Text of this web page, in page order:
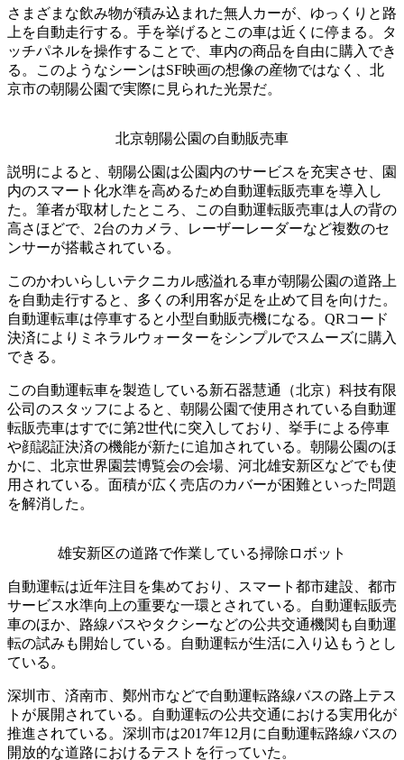
さまざまな飲み物が積み込まれた無人カーが、ゆっくりと路
上を自動走行する。手を挙げるとこの車は近くに停まる。タ
ッチパネルを操作することで、車内の商品を自由に購入でき
る。このようなシーンはSF映画の想像の産物ではなく、北
京市の朝陽公園で実際に見られた光景だ。
北京朝陽公園の自動販売車
説明によると、朝陽公園は公園内のサービスを充実させ、園
内のスマート化水準を高めるため自動運転販売車を導入し
た。筆者が取材したところ、この自動運転販売車は人の背の
高さほどで、2台のカメラ、レーザーレーダーなど複数のセ
ンサーが搭載されている。
このかわいらしいテクニカル感溢れる車が朝陽公園の道路上
を自動走行すると、多くの利用客が足を止めて目を向けた。
自動運転車は停車すると小型自動販売機になる。QRコード
決済によりミネラルウォーターをシンプルでスムーズに購入
できる。
この自動運転車を製造している新石器慧通（北京）科技有限
公司のスタッフによると、朝陽公園で使用されている自動運
転販売車はすでに第2世代に突入しており、挙手による停車
や顔認証決済の機能が新たに追加されている。朝陽公園のほ
かに、北京世界園芸博覧会の会場、河北雄安新区などでも使
用されている。面積が広く売店のカバーが困難といった問題
を解消した。
雄安新区の道路で作業している掃除ロボット
自動運転は近年注目を集めており、スマート都市建設、都市
サービス水準向上の重要な一環とされている。自動運転販売
車のほか、路線バスやタクシーなどの公共交通機関も自動運
転の試みも開始している。自動運転が生活に入り込もうとし
ている。
深圳市、済南市、鄭州市などで自動運転路線バスの路上テス
トが展開されている。自動運転の公共交通における実用化が
推進されている。深圳市は2017年12月に自動運転路線バスの
開放的な道路におけるテストを行っていた。